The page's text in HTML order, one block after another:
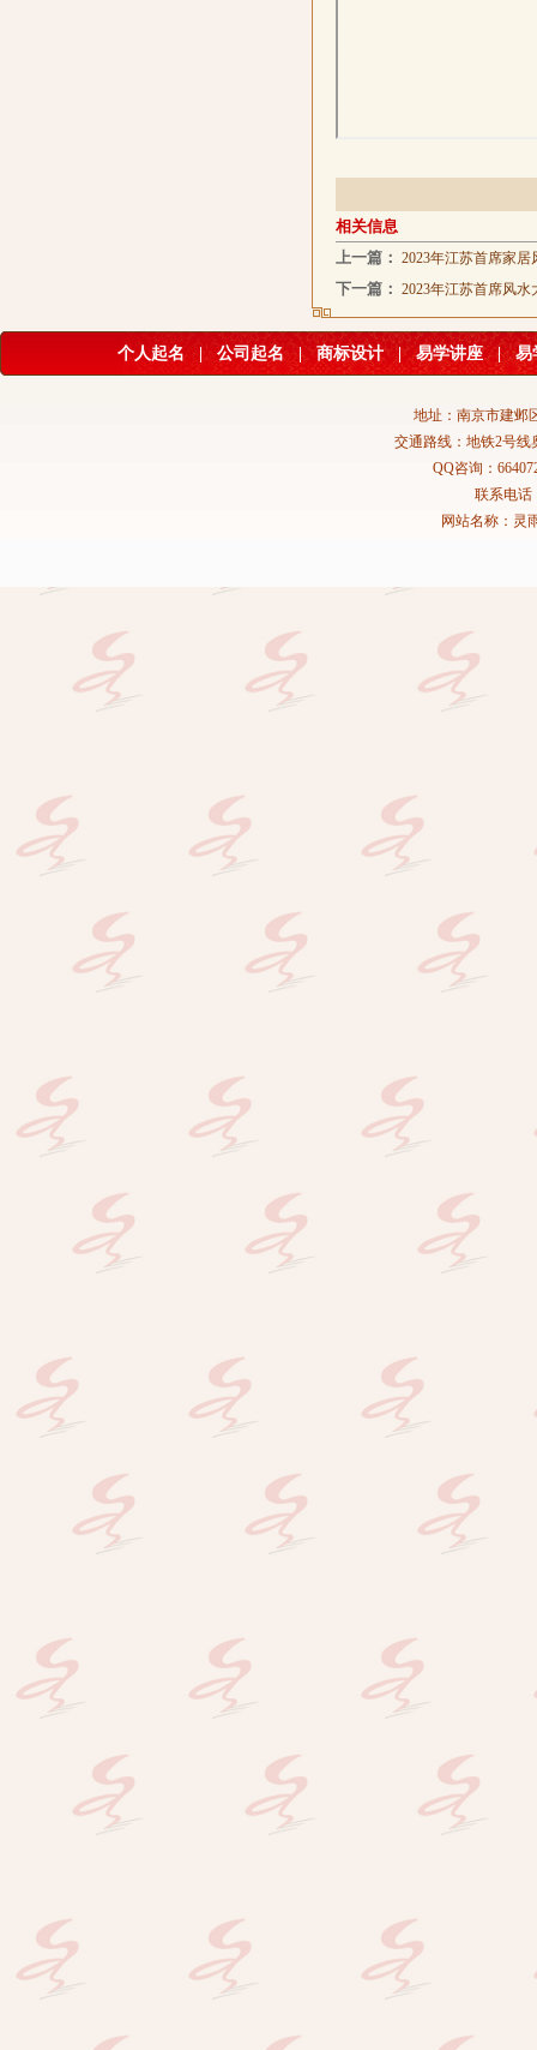
相关信息
上一篇： 2023年江苏首席家
下一篇： 2023年江苏首席风
个人起名 公司起名 | 商标设计 | 易学讲座 | 易
地址：南京市建邺
交通路线：地铁2号线
QQ咨询：
联系电话
网站名称：灵